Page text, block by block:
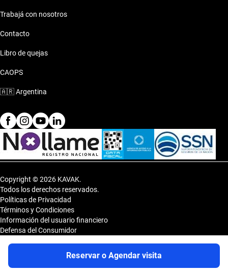
Reservar o Agendar visita
Trabajá con nosotros
Contacto
Libro de quejas
CAOPS
🇦🇷Argentina
Copyright © 2026 KAVAK.
Todos los derechos reservados.
Políticas de Privacidad
Términos y Condiciones
Información del usuario financiero
Defensa del Consumidor
Shopping DOT 3er Subsuelo- Vedia 3600, CP 1430, Capital Federal,